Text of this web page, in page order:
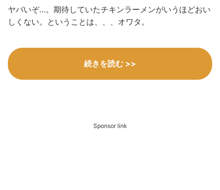
ヤバいぞ…。期待していたチキンラーメンがいうほどおい
しくない。ということは、、、オワタ。
続きを読む >>
Sponsor link